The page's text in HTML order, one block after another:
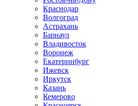
Краснодар
Волгоград
Астрахань
Барнаул
Владивосток
Воронеж
Екатеринбург
Ижевск
Иркутск
Казань
Кемерово